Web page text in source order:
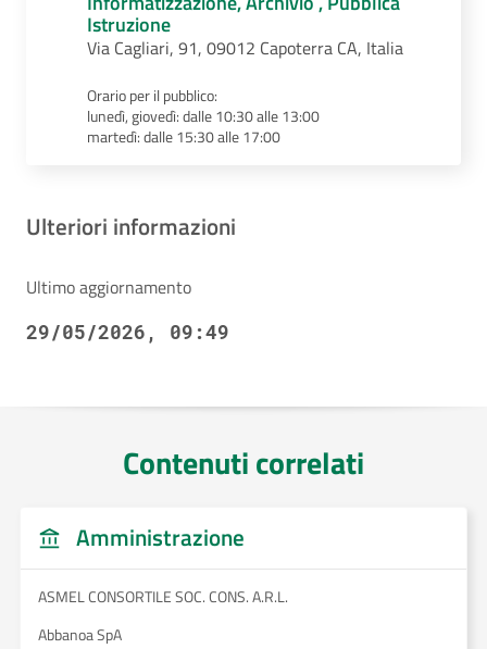
Istruzione
Via Cagliari, 91, 09012 Capoterra CA, Italia
Orario per il pubblico:
lunedì, giovedì: dalle 10:30 alle 13:00
martedì: dalle 15:30 alle 17:00
Ulteriori informazioni
Ultimo aggiornamento
29/05/2026, 09:49
Contenuti correlati
Amministrazione
ASMEL CONSORTILE SOC. CONS. A.R.L.
Abbanoa SpA